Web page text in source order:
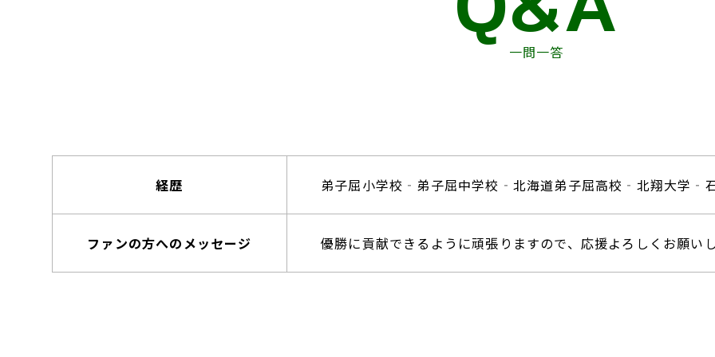
一問一答
経歴 弟子屈小学校‐弟子屈中学校‐北海道弟子屈高校‐北翔大学‐
ファンの方へのメッセージ 優勝に貢献できるように頑張りますので、応援よろしくお願いし